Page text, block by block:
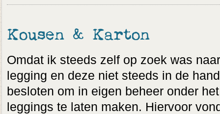
Kousen & Karton
Omdat ik steeds zelf op zoek was
legging en deze niet steeds in de
besloten om in eigen beheer onder
leggings te laten maken. Hiervoor